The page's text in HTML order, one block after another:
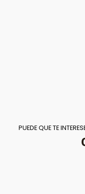
PUEDE QUE TE